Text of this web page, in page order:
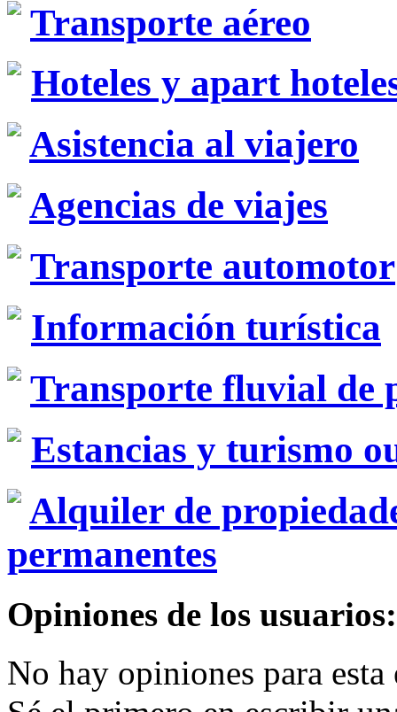
Transporte aéreo
Hoteles y apart
Asistencia al viajero
Agencias de viajes
Transporte automotor
Información turística
Transporte fluvial de
Estancias y turismo
Alquiler de
permanentes
Opiniones de los usuarios:
No hay opiniones para esta